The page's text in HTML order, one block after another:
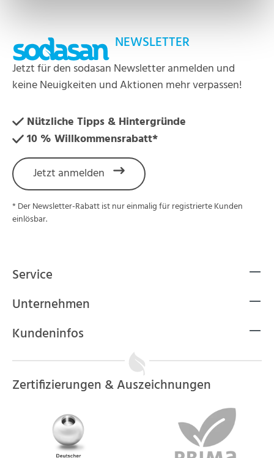
NEWSLETTER
Jetzt für den sodasan Newsletter anmelden und
keine Neuigkeiten und Aktionen mehr verpassen!
Nützliche Tipps & Hintergründe
10 % Willkommensrabatt*
Jetzt anmelden
* Der Newsletter-Rabatt ist nur einmalig für registrierte Kunden
einlösbar.
Service
Unternehmen
Kundeninfos
Zertifizierungen & Auszeichnungen